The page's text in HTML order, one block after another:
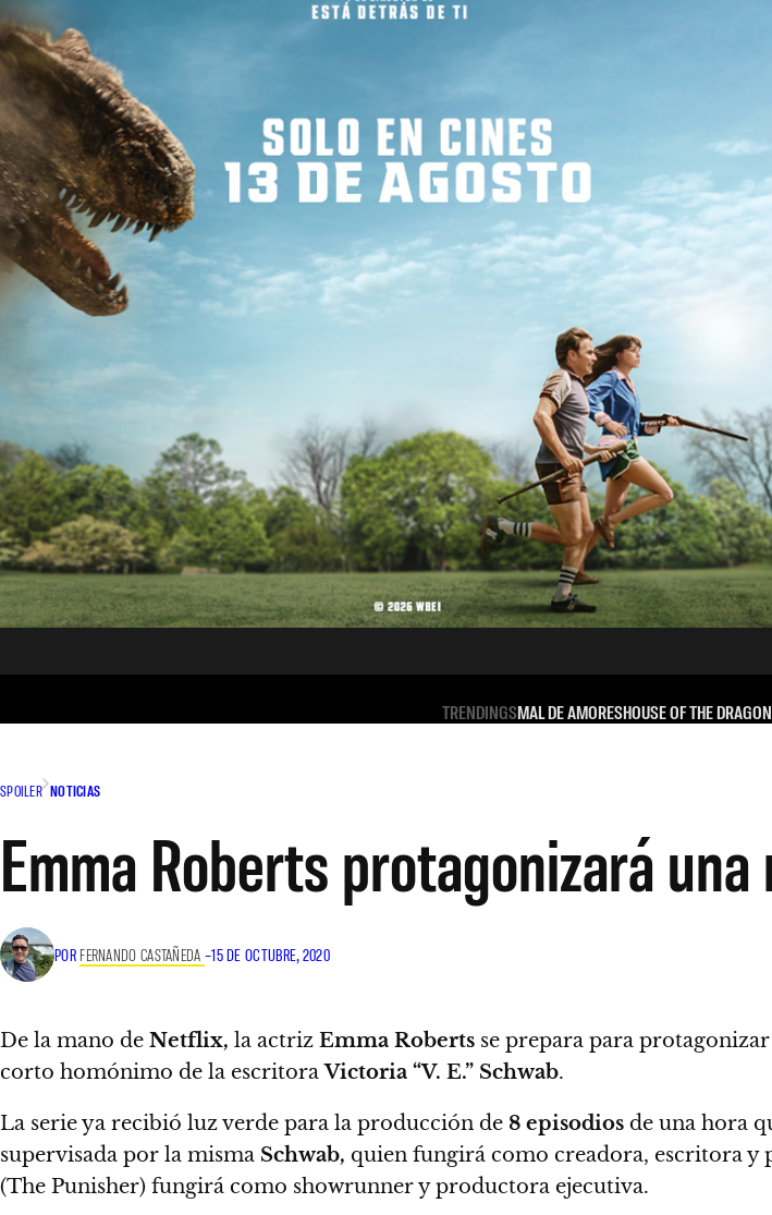
TRENDINGSMAL DE AMORESHOUSE OF THE DRAGON
SPOILER NOTICIAS
Emma Roberts protagonizará
POR FERNANDO CASTAÑEDA –15 DE OCTUBRE, 2020
De la mano de Netflix, la actriz Emma Roberts se prepara para
corto homónimo de la escritoraVictoria “V. E.” Schwab.
La serie ya recibió luz verde para la producción de 8 episodios de una hora
supervisada por la misma Schwab, quien fungirá como creadora, escritora y
(The Punisher) fungirá como showrunner y productora ejecutiva.